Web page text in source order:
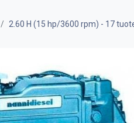
2.60 H (15 hp/3600 rpm) - 17